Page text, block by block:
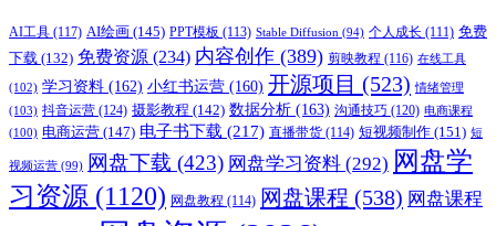
AI工具 (117) AI绘画 (145) PPT模板 (113) Stable Diffusion (94) 个人成长 (111) 免费
下载 (132) 免费资源 (234) 内容创作 (389) 剪映教程 (116) 在线工具
(102) 学习资料 (162) 小红书运营 (160) 开源项目 (523) 情绪管理
(103) 抖音运营 (124) 摄影教程 (142) 数据分析 (163) 沟通技巧 (120) 电商课程
(100) 电商运营 (147) 电子书下载 (217) 直播带货 (114) 短视频制作 (151) 短
视频运营 (99) 网盘下载 (423) 网盘学习资料 (292) 网盘学
习资源 (1120) 网盘教程 (114) 网盘课程 (538) 网盘课程